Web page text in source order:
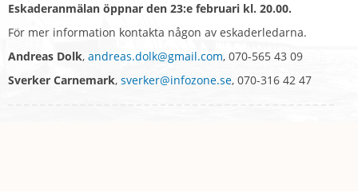
Eskaderanmälan öppnar den 23:e februari kl. 20.00.
För mer information kontakta någon av eskaderledarna.
Andreas Dolk, andreas.dolk@gmail.com, 070-565 43 09
Sverker Carnemark, sverker@infozone.se, 070-316 42 47